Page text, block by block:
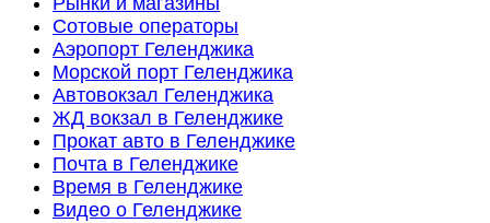
Сотовые операторы
Аэропорт Геленджика
Морской порт Геленджика
Автовокзал Геленджика
ЖД вокзал в Геленджике
Прокат авто в Геленджике
Почта в Геленджике
Время в Геленджике
Видео о Геленджике